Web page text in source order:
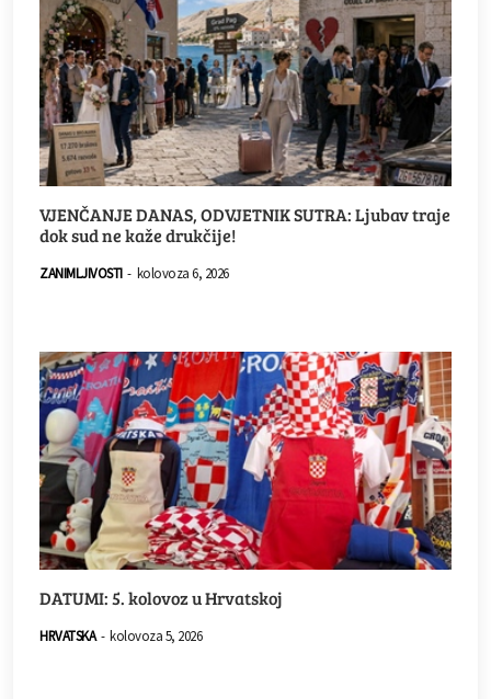
VJENČANJE DANAS, ODVJETNIK SUTRA: Ljubav traje
dok sud ne kaže drukčije!
ZANIMLJIVOSTI - kolovoza 6, 2026
DATUMI: 5. kolovoz u Hrvatskoj
HRVATSKA - kolovoza 5, 2026